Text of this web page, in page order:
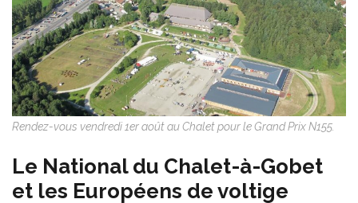
Rendez-vous vendredi 1er août au Chalet pour le Grand Prix N155.
Le National du Chalet-à-Gobet
et les Européens de voltige